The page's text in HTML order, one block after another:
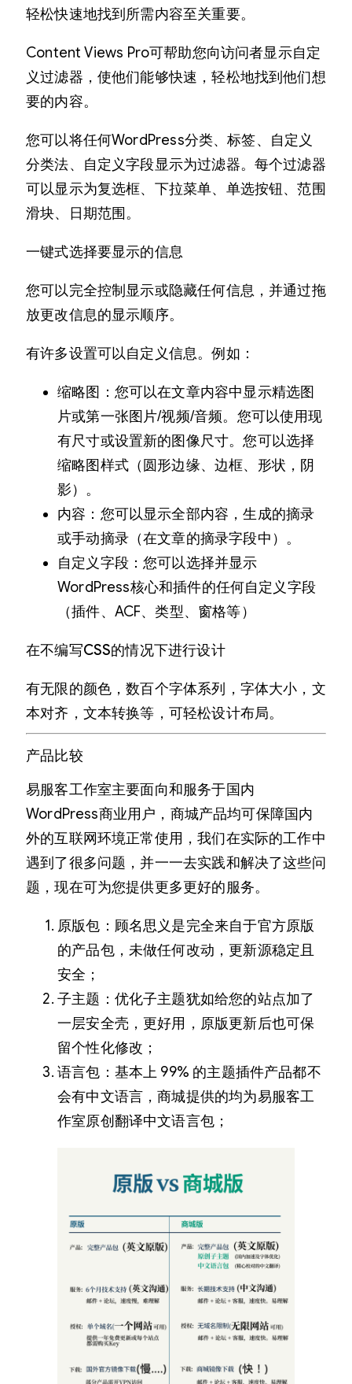
轻松快速地找到所需内容至关重要。
Content Views Pro可帮助您向访问者显示自定
义过滤器，使他们能够快速，轻松地找到他们想
要的内容。
您可以将任何WordPress分类、标签、自定义
分类法、自定义字段显示为过滤器。每个过滤器
可以显示为复选框、下拉菜单、单选按钮、范围
滑块、日期范围。
一键式选择要显示的信息
您可以完全控制显示或隐藏任何信息，并通过拖
放更改信息的显示顺序。
有许多设置可以自定义信息。例如：
缩略图：您可以在文章内容中显示精选图
片或第一张图片/视频/音频。您可以使用现
有尺寸或设置新的图像尺寸。您可以选择
缩略图样式（圆形边缘、边框、形状，阴
影）。
内容：您可以显示全部内容，生成的摘录
或手动摘录（在文章的摘录字段中）。
自定义字段：您可以选择并显示
WordPress核心和插件的任何自定义字段
（插件、ACF、类型、窗格等）
在不编写CSS的情况下进行设计
有无限的颜色，数百个字体系列，字体大小，文
本对齐，文本转换等，可轻松设计布局。
产品比较
易服客工作室主要面向和服务于国内
WordPress商业用户，商城产品均可保障国内
外的互联网环境正常使用，我们在实际的工作中
遇到了很多问题，并一一去实践和解决了这些问
题，现在可为您提供更多更好的服务。
原版包：顾名思义是完全来自于官方原版
的产品包，未做任何改动，更新源稳定且
安全；
子主题：优化子主题犹如给您的站点加了
一层安全壳，更好用，原版更新后也可保
留个性化修改；
语言包：基本上 99% 的主题插件产品都不
会有中文语言，商城提供的均为易服客工
作室原创翻译中文语言包；